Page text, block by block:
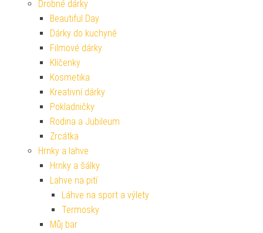
Drobné dárky
Beautiful Day
Dárky do kuchyně
Filmové dárky
Klíčenky
Kosmetika
Kreativní dárky
Pokladničky
Rodina a Jubileum
Zrcátka
Hrnky a lahve
Hrnky a šálky
Lahve na pití
Láhve na sport a výlety
Termosky
Můj bar